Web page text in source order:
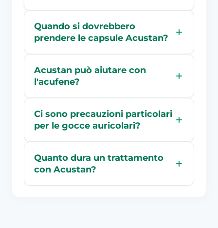
Quando si dovrebbero
prendere le capsule Acustan?
Acustan può aiutare con
l'acufene?
Ci sono precauzioni particolari
per le gocce auricolari?
Quanto dura un trattamento
con Acustan?